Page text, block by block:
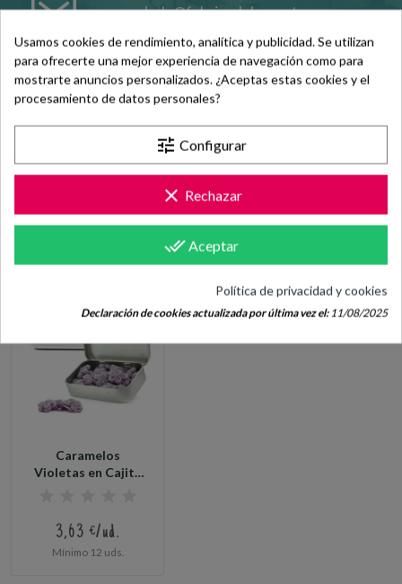
hola@fabricadelasuerte.es
Revisa nuestras páginas de
documentación
VISTOS RECIENTEMENTE
cantidad!
Caramelos
Violetas en Cajita
3,63 €/ud.
Mínimo 12 uds.
Usamos cookies de rendimiento, analítica y publicidad. Se utilizan
para ofrecerte una mejor experiencia de navegación como para
mostrarte anuncios personalizados. ¿Aceptas estas cookies y el
procesamiento de datos personales?
tune Configurar
clear Rechazar
done_allAceptar
Política de privacidad y cookies
Declaración de cookies actualizada por última vez el:11/08/2025